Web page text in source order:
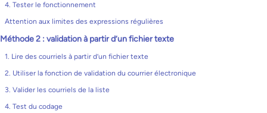
4. Tester le fonctionnement
Attention aux limites des expressions régulières
Méthode 2 : validation à partir d’un fichier texte
1. Lire des courriels à partir d’un fichier texte
2. Utiliser la fonction de validation du courrier électronique
3. Valider les courriels de la liste
4. Test du codage